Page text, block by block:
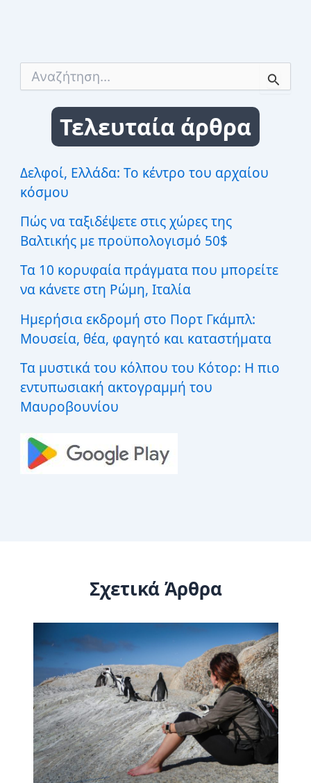
σ
η
γ
α
:
Τελευταία άρθρα
Δελφοί, Ελλάδα: Το κέντρο του αρχαίου
κόσμου
Πώς να ταξιδέψετε στις χώρες της
Βαλτικής με προϋπολογισμό 50$
Τα 10 κορυφαία πράγματα που μπορείτε
να κάνετε στη Ρώμη, Ιταλία
Ημερήσια εκδρομή στο Πορτ Γκάμπλ:
Μουσεία, θέα, φαγητό και καταστήματα
Τα μυστικά του κόλπου του Κότορ: Η πιο
εντυπωσιακή ακτογραμμή του
Μαυροβουνίου
Σχετικά Άρθρα